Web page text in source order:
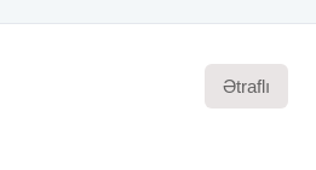
Ətraflı